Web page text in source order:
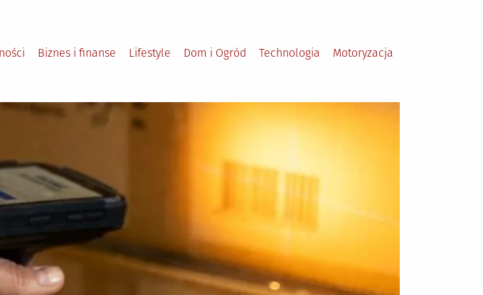
Biznes i finanse Lifestyle Dom i Ogród Technologia Motoryzacja